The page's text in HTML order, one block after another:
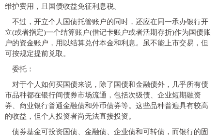
维护费用，且国债收益免征利息税。
不过，开立个人国债托管账户的同时，还应在同一承办银行开
立(或者指定)一个结算账户(借记卡账户或者活期存折)作为国债账
户的资金账户，用以结算兑付本金和利息。虽不能上市交易，但
可按规定提前兑取。
委托：
对于个人如何买国债来说，除了国债和金融债外，几乎所有债
市品种都在银行间债券市场流通，包括次级债、企业短期融资
券、商业银行普通金融债和外币债券等。这些品种普遍具有较高
的收益，但个人投资者尚无法直接投资。
债券基金可投资国债、金融债、企业债和可转债，而银行的固